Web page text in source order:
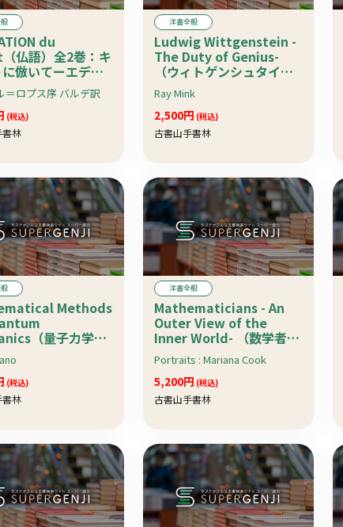
du
仏語）全2巻：キ
倣いてーエディ
ラン画ー
＝ロプス序 バルデ訳
(税込)
書林
洋書全般
Ludwig Wittgenstein -
The Duty of Genius-
（ウィトゲンシュタイ
ン）
Ray Mink
2,500円 (税込)
古書山手書林
Methods
（量子力学の
法）
(税込)
書林
洋書全般
Mathematicians - An
Outer View of the
Inner World- （数学者た
ち） ： 世界の数学者のポ
ートレイトと数学者自身
によるエッセイ
Portraits : Mariana Cook
5,200円 (税込)
古書山手書林